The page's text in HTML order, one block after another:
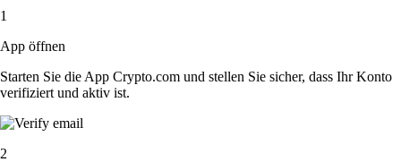
1
App öffnen
Starten Sie die App Crypto.com und stellen Sie sicher, dass Ihr Konto
verifiziert und aktiv ist.
2